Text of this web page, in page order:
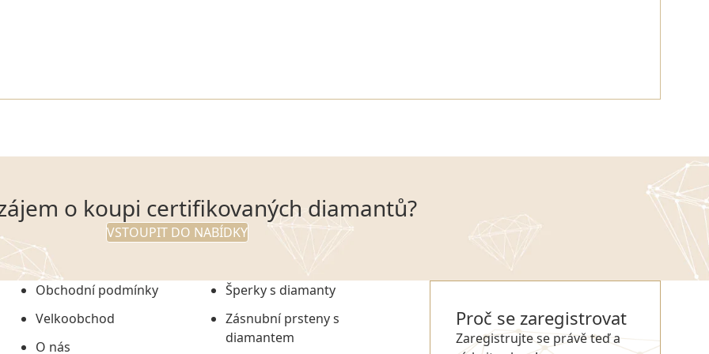
o koupi certifikovaných diamantů?
VSTOUPIT DO NABÍDKY
Obchodní podmínky
Velkoobchod
O nás
Šperky s diamanty
Zásnubní prsteny s
diamantem
Proč se zaregistrovat
Zaregistrujte se právě teď a